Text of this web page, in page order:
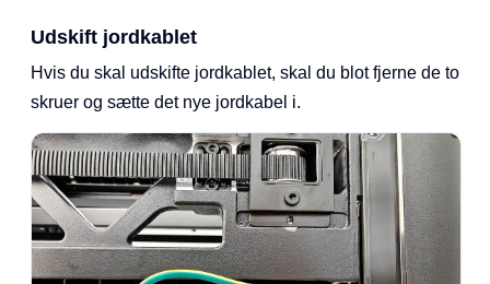
Udskift jordkablet
Hvis du skal udskifte jordkablet, skal du blot fjerne de to
skruer og sætte det nye jordkabel i.